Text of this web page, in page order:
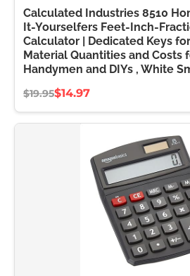
Calculated Industries 8510
It-Yourselfers Feet-Inch-
Calculator | Dedicated Keys
Material Quantities and Costs
Handymen and DIYs , White
$19.95$14.97